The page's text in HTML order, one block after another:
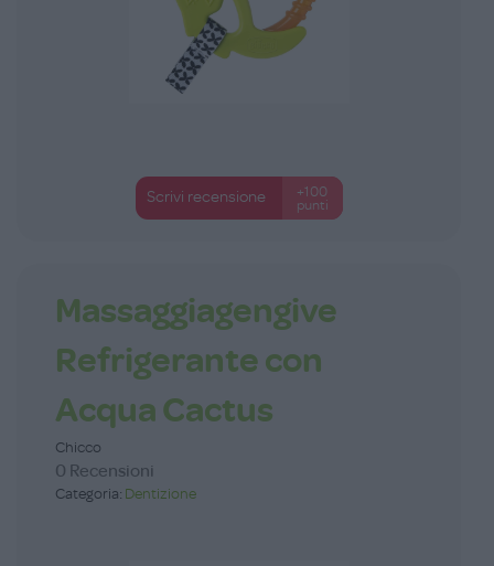
Scrivi recensione
+100
punti
Massaggiagengive
Refrigerante con
Acqua Cactus
Chicco
0 Recensioni
Categoria: Dentizione